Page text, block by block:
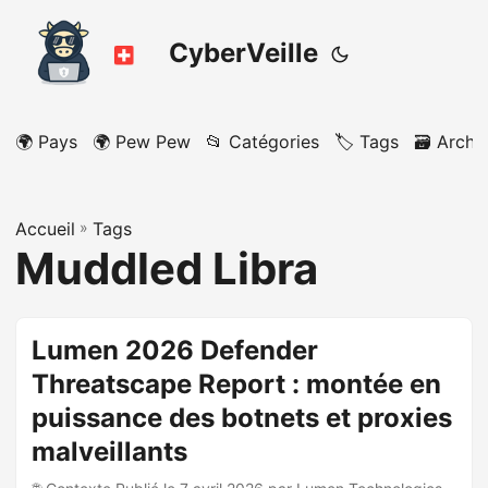
CyberVeille
🌍 Pays 🌍 Pew Pew 📂 Catégories 🏷️ Tags 🗃️
Accueil » Tags
Muddled Libra
Lumen 2026 Defender
Threatscape Report : montée en
puissance des botnets et proxies
malveillants